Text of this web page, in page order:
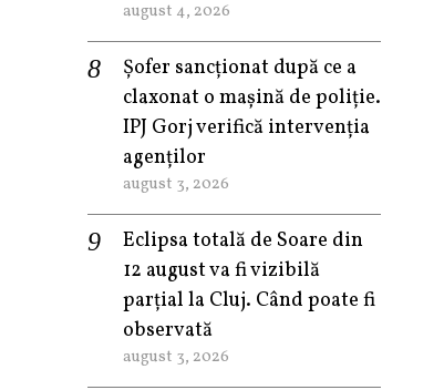
august 4, 2026
Șofer sancționat după ce a
claxonat o mașină de poliție.
IPJ Gorj verifică intervenția
agenților
august 3, 2026
Eclipsa totală de Soare din
12 august va fi vizibilă
parțial la Cluj. Când poate fi
observată
august 3, 2026